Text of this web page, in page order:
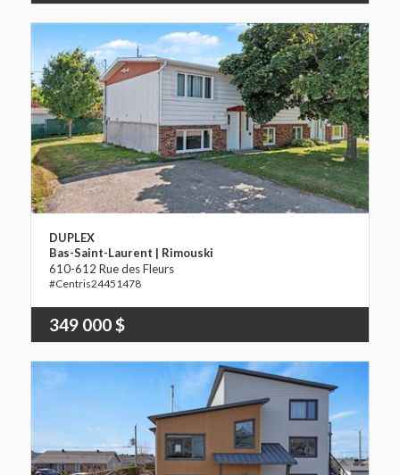
DUPLEX
Bas-Saint-Laurent | Rimouski
610-612 Rue des Fleurs
24451478
349 000 $